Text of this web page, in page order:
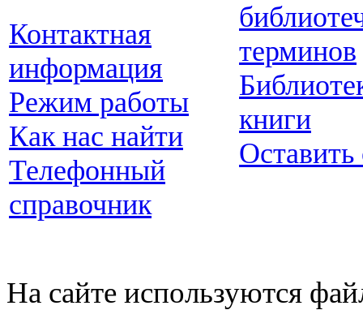
Контактная
информация
Режим работы
Как нас найти
Телефонный
справочник
терминов
книги
Оставить
На сайте используются